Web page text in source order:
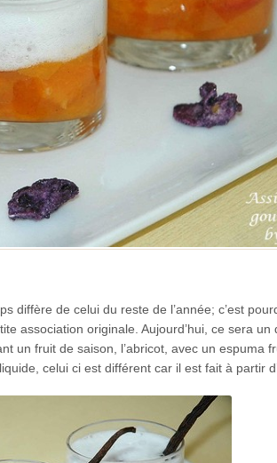
diffère de celui du reste de l’année; c’est
association originale. Aujourd’hui, ce sera un
un fruit de saison, l’abricot, avec un espuma
celui ci est différent car il est fait à partir